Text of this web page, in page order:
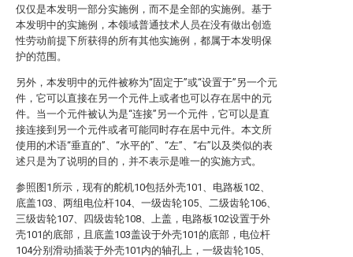
仅仅是本发明一部分实施例，而不是全部的实施例。基于
本发明中的实施例，本领域普通技术人员在没有做出创造
性劳动前提下所获得的所有其他实施例，都属于本发明保
护的范围。
另外，本发明中的元件被称为“固定于”或“设置于”另一个元
件，它可以直接在另一个元件上或者也可以存在居中的元
件。当一个元件被认为是“连接”另一个元件，它可以是直
接连接到另一个元件或者可能同时存在居中元件。本文所
使用的术语“垂直的”、“水平的”、“左”、“右”以及类似的表
述只是为了说明的目的，并不表示是唯一的实施方式。
参照图1所示，现有的舵机10包括外壳101、电路板102、
底盖103、两组电位杆104、一级齿轮105、二级齿轮106、
三级齿轮107、四级齿轮108、上盖，电路板102设置于外
壳101的底部，且底盖103盖设于外壳101的底部，电位杆
104分别滑动插装于外壳101内的轴孔上，一级齿轮105、